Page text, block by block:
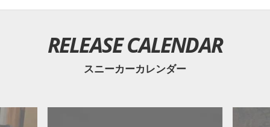
RELEASE CALENDAR
スニーカーカレンダー